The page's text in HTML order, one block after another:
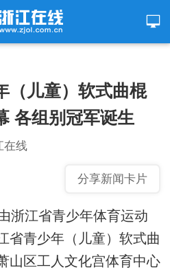
（儿童）软式曲棍
各组别冠军诞生
在线
分享新闻卡片
江省青少年体育运动
省青少年（儿童）软式曲
山区工人文化宫体育中心